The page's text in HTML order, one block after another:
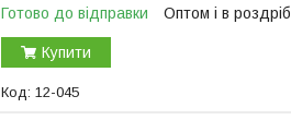
Готово до відправки Оптом і в роздріб
Купити
12-045